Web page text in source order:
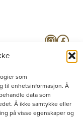
som
til enhetsinformasjon. Å
data som
Å ikke samtykke eller
på visse egenskaper og
InstagramFacebook